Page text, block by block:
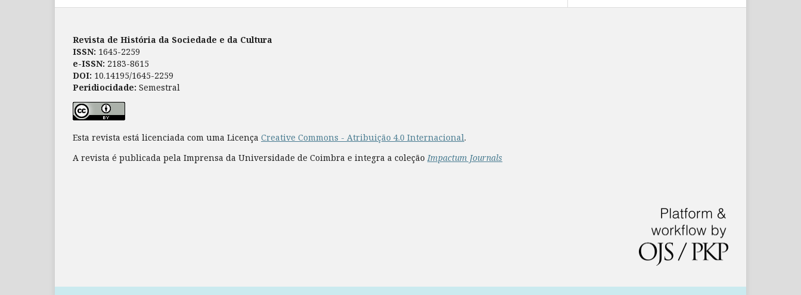
Revista de História da Sociedade e da Cultura
ISSN: 1645-2259
e-ISSN: 2183-8615
DOI: 10.14195/1645-2259
Peridiocidade: Semestral
Esta revista está licenciada com uma Licença Creative Commons - Atribuição 4.0 Internacional.
A revista é publicada pela Imprensa da Universidade de Coimbra e integra a coleção Impactum Journals